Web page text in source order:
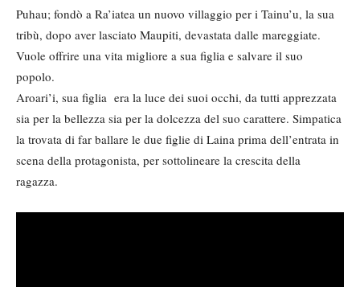
Puhau; fondò a Ra’iatea un nuovo villaggio per i Tainu’u, la sua
tribù, dopo aver lasciato Maupiti, devastata dalle mareggiate.
Vuole offrire una vita migliore a sua figlia e salvare il suo
popolo.
Aroari’i, sua figlia era la luce dei suoi occhi, da tutti apprezzata
sia per la bellezza sia per la dolcezza del suo carattere. Simpatica
la trovata di far ballare le due figlie di Laina prima dell’entrata in
scena della protagonista, per sottolineare la crescita della
ragazza.